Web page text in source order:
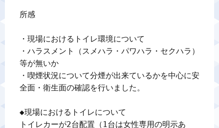
所感
・現場におけるトイレ環境について
・ハラスメント（スメハラ・パワハラ・セクハラ）
等が無いか
・喫煙状況について分煙が出来ているかを中心に安
全面・衛生面の確認を行いました。
◆現場におけるトイレについて
トイレカーが2台配置（1台は女性専用の明示あ